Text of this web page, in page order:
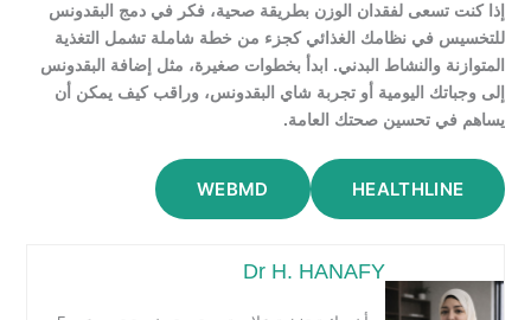
إذا كنت تسعى لفقدان الوزن بطريقة صحية، فكر في دمج البقدونس
للتخسيس في نظامك الغذائي كجزء من خطة شاملة تشمل التغذية
المتوازنة والنشاط البدني. ابدأ بخطوات صغيرة، مثل إضافة البقدونس
إلى وجباتك اليومية أو تجربة شاي البقدونس، وراقب كيف يمكن أن
يساهم في تحسين صحتك العامة.
HEALTHLINE
WEBMD
Dr H. HANAFY